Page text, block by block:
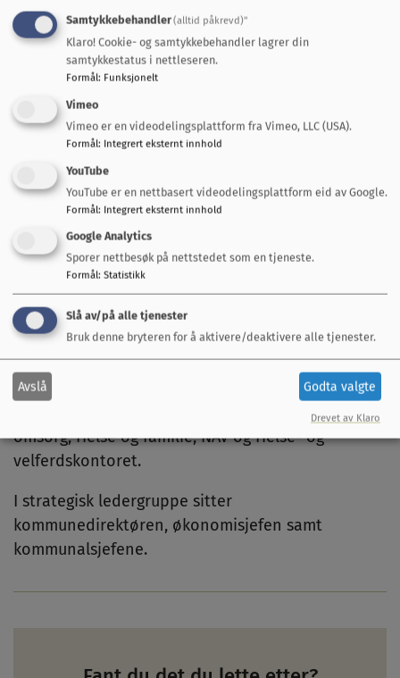
oppvekst og organisasjon.
Samfunnsområdet, som består av de to
enhetene SUK og EKT, følges opp av
kommunedirektøren selv.
Dette betyr at det blir to kommunalsjefer, mot tre
Helseområdet
På området helse og mestring er Ingeborg
Vongraven er konstituert i stillingen, så lenge
Grethe Ellerås har fravær på grunn av sykdom.
Det betyr samtidig at Jorunn Marie Svardal er
konstituert enhetsleder i enhet for pleie og
omsorg, i Vongravens opprinnelige stilling.
Helseområdet består av enhetene Pleie og
omsorg, Helse og familie, NAV og Helse- og
velferdskontoret.
I strategisk ledergruppe sitter
kommunedirektøren, økonomisjefen samt
kommunalsjefene.
Samtykkebehandler(alltid påkrevd)"
Klaro! Cookie- og samtykkebehandler lagrer din
samtykkestatus i nettleseren.
Formål: Funksjonelt
Vimeo
Vimeo er en videodelingsplattform fra Vimeo, LLC (USA).
Formål: Integrert eksternt innhold
YouTube
YouTube er en nettbasert videodelingsplattform eid av Google.
Formål: Integrert eksternt innhold
Google Analytics
Sporer nettbesøk på nettstedet som en tjeneste.
Formål: Statistikk
Slå av/på alle tjenester
Bruk denne bryteren for å aktivere/deaktivere alle tjenester.
Avslå Godta valgte
Drevet av Klaro